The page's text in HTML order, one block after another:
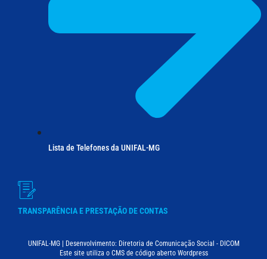
Lista de Telefones da UNIFAL-MG
TRANSPARÊNCIA E PRESTAÇÃO DE CONTAS
UNIFAL-MG | Desenvolvimento: Diretoria de Comunicação Social - DICOM
Este site utiliza o CMS de código aberto Wordpress